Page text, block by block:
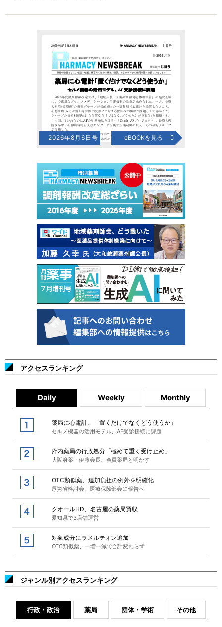
2026年8月6日号 eBOOKを見る
アクセスランキング
Daily Weekly Monthly
薬局に心電計、「置くだけでなくどう使うか」
セルメ機器の活用モデル、AF受診接続に課題
府内薬局の行政処分「極めて重く受け止め」
大阪府薬・伊藤会長、会員薬局と明かす
OTC類似薬、追加負担の例外を明確化
厚労省検討会、医療保険部会に報告へ
クオールHD、名古屋の薬局買収
愛知県で3店舗運営
対象成分にラメルテオン追加
OTC類似薬、一増一減で合計変わらず
ジャンル別アクセスランキング
行政・政治 薬局 団体・学術 その他